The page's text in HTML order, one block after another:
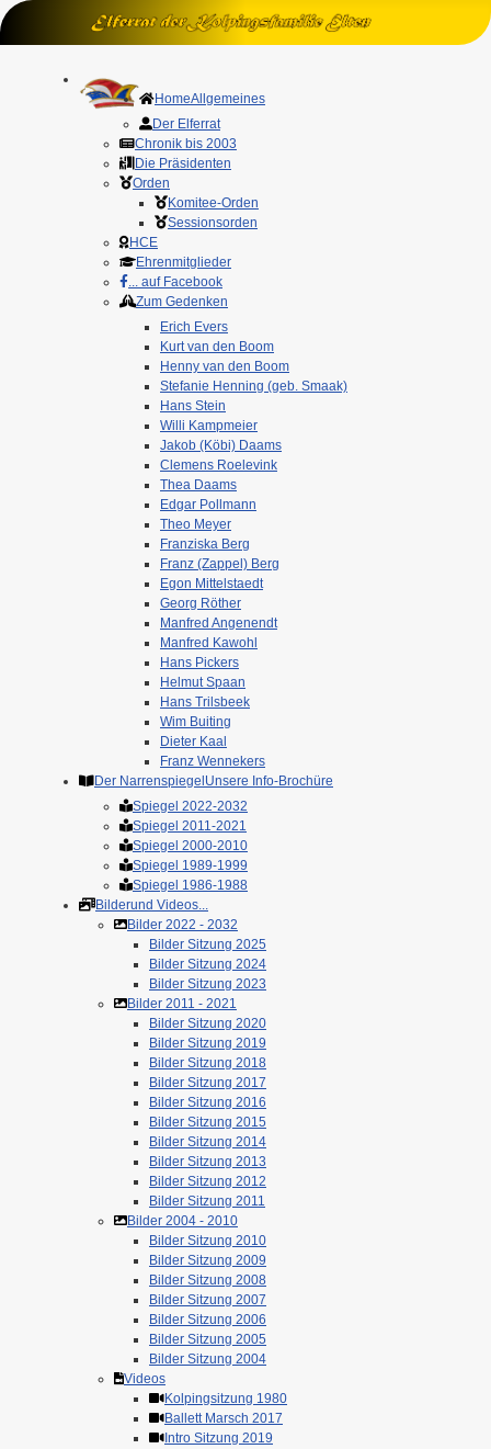
HomeAllgemeines
Der Elferrat
Chronik bis 2003
Die Präsidenten
Orden
Komitee-Orden
Sessionsorden
HCE
Ehrenmitglieder
... auf Facebook
Zum Gedenken
Erich Evers
Kurt van den Boom
Henny van den Boom
Stefanie Henning (geb. Smaak)
Hans Stein
Willi Kampmeier
Jakob (Köbi) Daams
Clemens Roelevink
Thea Daams
Edgar Pollmann
Theo Meyer
Franziska Berg
Franz (Zappel) Berg
Egon Mittelstaedt
Georg Röther
Manfred Angenendt
Manfred Kawohl
Hans Pickers
Helmut Spaan
Hans Trilsbeek
Wim Buiting
Dieter Kaal
Franz Wennekers
Der Narrenspiegel Unsere Info-Brochüre
Spiegel 2022-2032
Spiegel 2011-2021
Spiegel 2000-2010
Spiegel 1989-1999
Spiegel 1986-1988
Bilderund Videos...
Bilder 2022 - 2032
Bilder Sitzung 2025
Bilder Sitzung 2024
Bilder Sitzung 2023
Bilder 2011 - 2021
Bilder Sitzung 2020
Bilder Sitzung 2019
Bilder Sitzung 2018
Bilder Sitzung 2017
Bilder Sitzung 2016
Bilder Sitzung 2015
Bilder Sitzung 2014
Bilder Sitzung 2013
Bilder Sitzung 2012
Bilder Sitzung 2011
Bilder 2004 - 2010
Bilder Sitzung 2010
Bilder Sitzung 2009
Bilder Sitzung 2008
Bilder Sitzung 2007
Bilder Sitzung 2006
Bilder Sitzung 2005
Bilder Sitzung 2004
Videos
Kolpingsitzung 1980
Ballett Marsch 2017
Intro Sitzung 2019